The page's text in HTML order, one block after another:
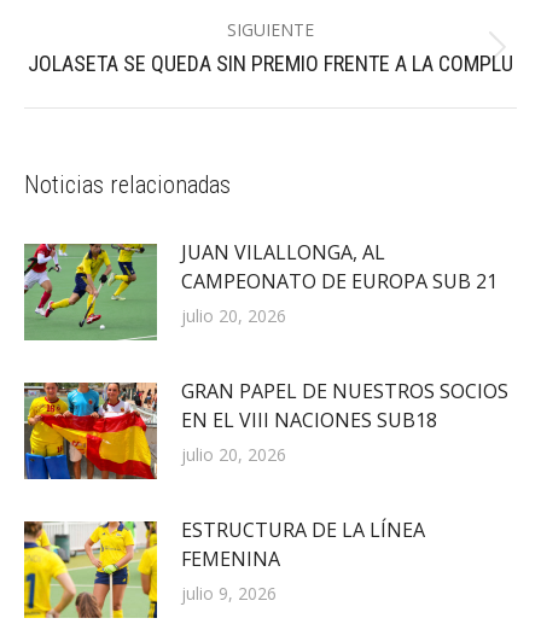
SIGUIENTE
Publicación
JOLASETA SE QUEDA SIN PREMIO FRENTE A LA COMPLU
Noticias relacionadas
JUAN VILALLONGA, AL
CAMPEONATO DE EUROPA SUB 21
julio 20, 2026
GRAN PAPEL DE NUESTROS SOCIOS
EN EL VIII NACIONES SUB18
julio 20, 2026
ESTRUCTURA DE LA LÍNEA
FEMENINA
julio 9, 2026